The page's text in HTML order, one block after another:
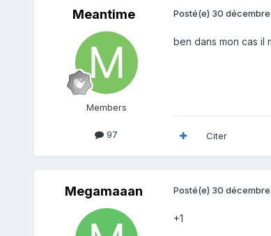
Meantime
Members
97
Posté(e) 30
ben dans mon cas il
Citer
Megamaaan Posté(e) 30
+1